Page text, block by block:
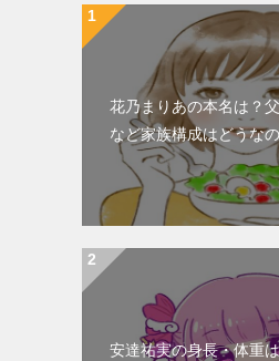
花乃まりあの本名は？
など家族構成はどうな
安達祐実の身長・体重